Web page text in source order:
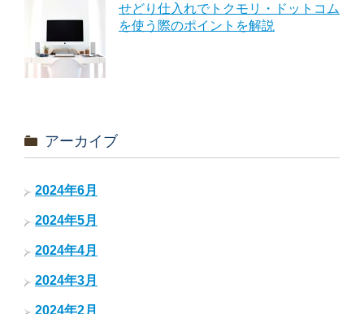
せどり仕入れでトクモリ・ドットコム
を使う際のポイントを解説
アーカイブ
2024年6月
2024年5月
2024年4月
2024年3月
2024年2月